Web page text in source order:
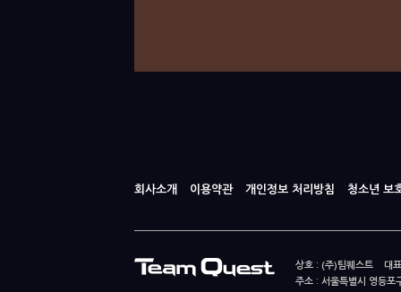
회사소개 이용약관 개인정보 처리방침 청소년 보
상호 : (주)팀퀘스트 대
주소 : 서울특별시 영등